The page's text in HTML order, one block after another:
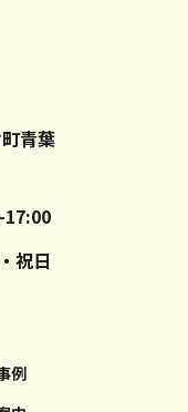
青葉
17:00
祝日
例